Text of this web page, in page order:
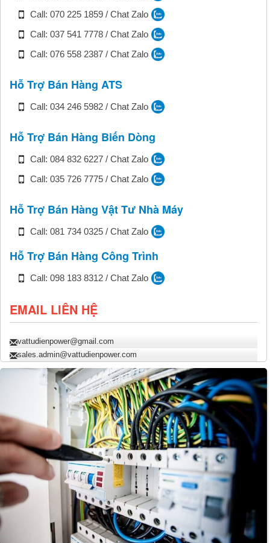
Call: 070 225 1859 / Chat Zalo
Call: 037 541 7778 / Chat Zalo
Call: 076 558 2387 / Chat Zalo
Hỗ Trợ Bán Hàng ATS
Call: 034 246 5982 / Chat Zalo
Hỗ Trợ Bán Hàng Biến Dòng
Call: 084 832 6227 / Chat Zalo
Call: 035 726 7775 / Chat Zalo
Hỗ Trợ Bán Hàng Vật Tư Nhà Máy
Call: 081 734 0325 / Chat Zalo
Hỗ Trợ Bán Hàng Công Trình
Call: 098 183 8312 / Chat Zalo
EMAIL LIÊN HỆ
vattudienpower@gmail.com
sales.admin@vattudienpower.com